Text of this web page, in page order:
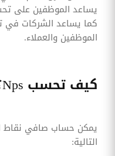
يساعد الموظفين على
كما يساعد الشركات في
الموظفين والعملاء.
كيف تحسب Nps؟
التالية: